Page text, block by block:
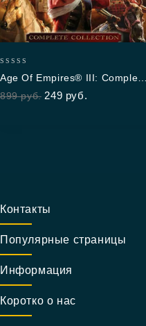
out
of
Age Of Empires® III: Complete
Collection
899руб. 249 руб.
Контакты
Популярные страницы
Информация
Коротко о нас